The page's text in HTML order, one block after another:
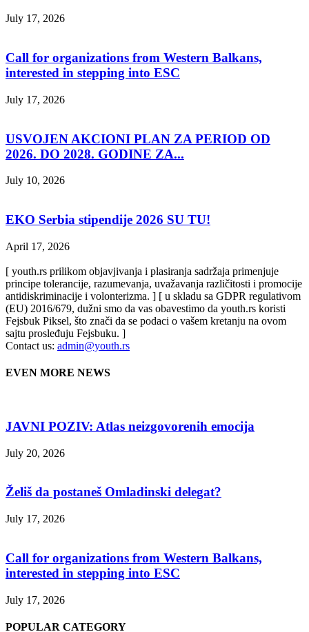
July 17, 2026
Call for organizations from Western Balkans,
interested in stepping into ESC
July 17, 2026
USVOJEN AKCIONI PLAN ZA PERIOD OD
2026. DO 2028. GODINE ZA...
July 10, 2026
EKO Serbia stipendije 2026 SU TU!
April 17, 2026
[ youth.rs prilikom objavjivanja i plasiranja sadržaja primenjuje
principe tolerancije, razumevanja, uvažavanja različitosti i promocije
antidiskriminacije i volonterizma. ] [ u skladu sa GDPR regulativom
(EU) 2016/679, dužni smo da vas obavestimo da youth.rs koristi
Fejsbuk Piksel, što znači da se podaci o vašem kretanju na ovom
sajtu prosleđuju Fejsbuku. ]
Contact us: admin@youth.rs
EVEN MORE NEWS
JAVNI POZIV: Atlas neizgovorenih emocija
July 20, 2026
Želiš da postaneš Omladinski delegat?
July 17, 2026
Call for organizations from Western Balkans,
interested in stepping into ESC
July 17, 2026
POPULAR CATEGORY